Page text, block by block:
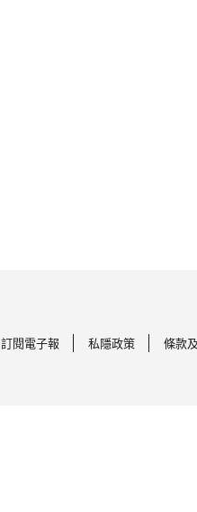
訂閱電子報 私隱政策 條款